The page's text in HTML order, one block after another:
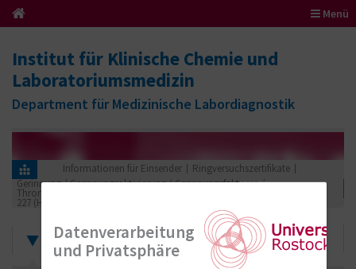
Menü
Institut für Klinische Chemie und
Laboratoriumsmedizin
Department für Medizinische Labordiagnostik
Informationen für Einsender
Ringversuchszertifikate
Gerinnung / Gerinnungsaktivierung / Gerinnungsfaktoren /
Thrombozytenfunktion / Antikoagulation
227 (Hämostaseologie VII)
Zertifikate
Datenverarbeitung
und Privatsphäre